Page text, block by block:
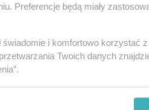
Preferencje będą miały
i komfortowo korzystać
Twoich danych